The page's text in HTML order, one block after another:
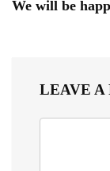
We will be
LEAVE A